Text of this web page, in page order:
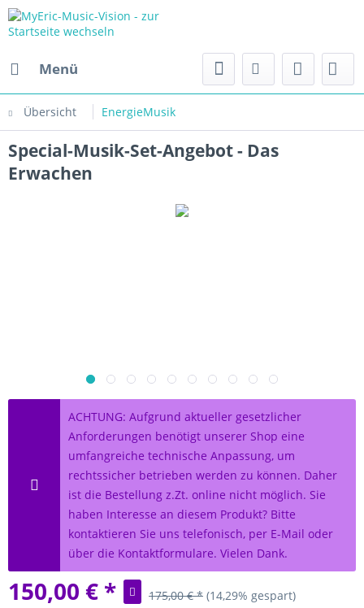
Menü
Übersicht EnergieMusik
Special-Musik-Set-Angebot - Das
Erwachen
ACHTUNG: Aufgrund aktueller gesetzlicher
Anforderungen benötigt unserer Shop eine
umfangreiche technische Anpassung, um
rechtssicher betrieben werden zu können. Daher
ist die Bestellung z.Zt. online nicht möglich. Sie
haben Interesse an diesem Produkt? Bitte
kontaktieren Sie uns telefonisch, per E-Mail oder
über die Kontaktformulare. Vielen Dank.
150,00 € * 175,00 € * (14,29% gespart)